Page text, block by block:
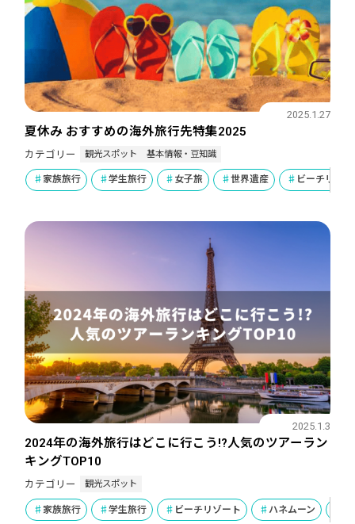
夏休み おすすめの海外旅行先特集2025
2025.1.27
カテゴリー 観光スポット 基本情報・豆知識
家族旅行 学生旅行 女子旅 世界遺産 ビーチリゾー
2024年の海外旅行はどこに行こう!?人気のツアーラン
キングTOP10
2025.1.3
カテゴリー 観光スポット
家族旅行 学生旅行 ビーチリゾート ハネムーン